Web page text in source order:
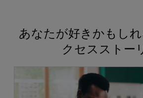
あなたが好きかもし
クセスストー